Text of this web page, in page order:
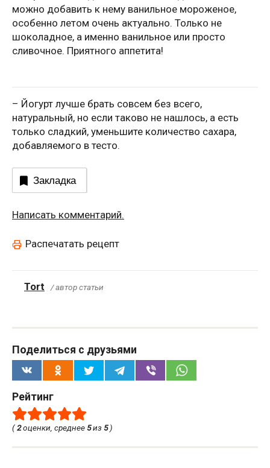
можно добавить к нему ванильное мороженое,
особенно летом очень актуально. Только не
шоколадное, а именно ванильное или просто
сливочное. Приятного аппетита!
– Йогурт лучше брать совсем без всего,
натуральный, но если таково не нашлось, а есть
только сладкий, уменьшите количество сахара,
добавляемого в тесто.
Закладка
Написать комментарий.
Распечатать рецепт
Tort / автор статьи
Поделиться с друзьями
Рейтинг
(2оценки, среднее5из 5)